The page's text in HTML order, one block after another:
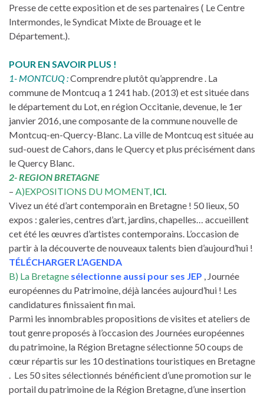
Presse de cette exposition et de ses partenaires ( Le Centre
Intermondes, le Syndicat Mixte de Brouage et le
Département.).
POUR EN SAVOIR PLUS !
1- MONTCUQ :Comprendre plutôt qu’apprendre . La
commune de Montcuq a 1 241 hab. (2013) et est située dans
le département du Lot, en région Occitanie, devenue, le 1er
janvier 2016, une composante de la commune nouvelle de
Montcuq-en-Quercy-Blanc. La ville de Montcuq est située au
sud-ouest de Cahors, dans le Quercy et plus précisément dans
le Quercy Blanc.
2- REGION BRETAGNE
– A)EXPOSITIONS DU MOMENT, ICI.
Vivez un été d’art contemporain en Bretagne ! 50 lieux, 50
expos : galeries, centres d’art, jardins, chapelles… accueillent
cet été les œuvres d’artistes contemporains. L’occasion de
partir à la découverte de nouveaux talents bien d’aujourd’hui !
TÉLÉCHARGER L’AGENDA
B) La Bretagne sélectionne aussi pour ses JEP , Journée
européennes du Patrimoine, déjà lancées aujourd’hui ! Les
candidatures finissaient fin mai.
Parmi les innombrables propositions de visites et ateliers de
tout genre proposés à l’occasion des Journées européennes
du patrimoine, la Région Bretagne sélectionne 50 coups de
cœur répartis sur les 10 destinations touristiques en Bretagne
. Les 50 sites sélectionnés bénéficient d’une promotion sur le
portail du patrimoine de la Région Bretagne, d’une insertion